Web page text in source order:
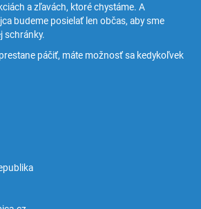
a zľavách, ktoré chystáme. A
budeme posielať len občas, aby sme
schránky.
páčiť, máte možnosť sa kedykoľvek